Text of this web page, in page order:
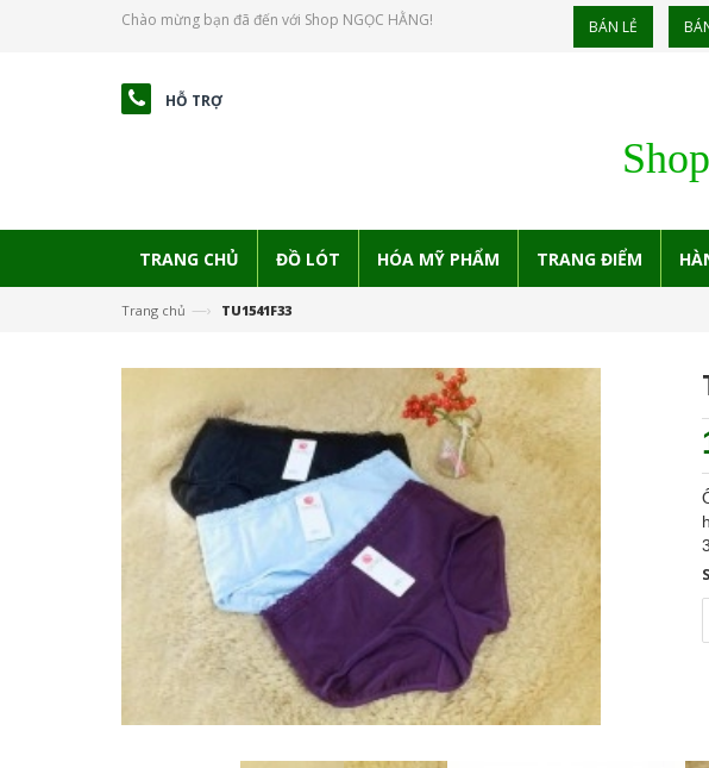
Chào mừng bạn đã đến với Shop NGỌC HẰNG! BÁN LẺ
HỖ TRỢ
TRANG CHỦ ĐỒ LÓT HÓA MỸ PHẨM TRANG ĐIỂM
Trang chủ —› TU1541F33